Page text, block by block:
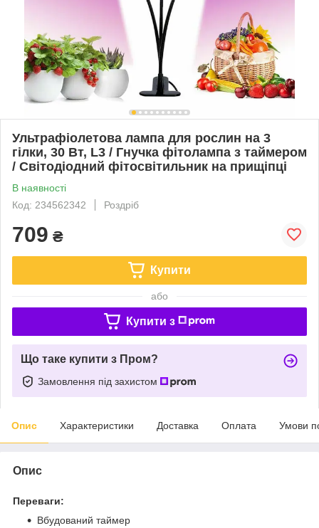
Ультрафіолетова лампа для рослин на 3
гілки, 30 Вт, L3 / Гнучка фітолампа з таймером
/ Світодіодний фітосвітильник на прищіпці
В наявності
Код: 234562342
Роздріб
709 ₴
Купити
або
Купити з
Що таке купити з Пром?
Замовлення під захистом
Опис Характеристики Доставка Оплата Умови
Опис
Переваги:
Вбудований таймер